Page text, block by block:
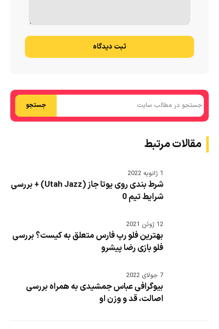
ثبت دیدگاه
جستجو
مقالات مرتبط
1 ژانویه 2022
شرط بندی روی یوتا جاز (Utah Jazz) + بررسی
شرایط تیم 0
12 ژوئن 2021
بهترین فلو رپ فارس متعلق به کیست؟ بررسی
فلو بازی رضا پیشرو
7 جولای 2022
بیوگرافی عباس جمشیدی به همراه بررسی
اصالت، قد و وزن او